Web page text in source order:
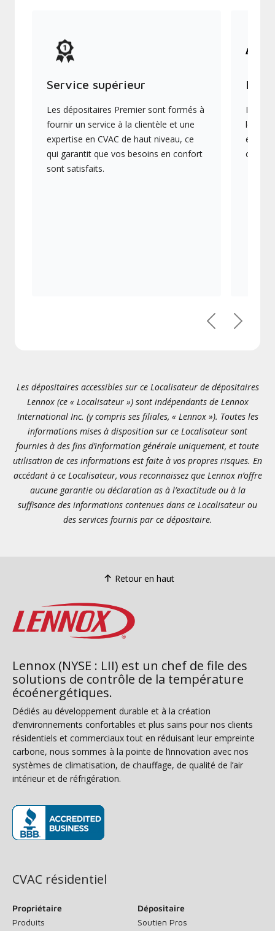
Service supérieur
Les dépositaires Premier sont formés à
fournir un service à la clientèle et une
expertise en CVAC de haut niveau, ce
qui garantit que vos besoins en confort
sont satisfaits.
Ils
les
en
PrécédentSuivant
Les dépositaires accessibles sur ce Localisateur de dépositaires
Lennox (ce « Localisateur ») sont indépendants de Lennox
International Inc. (y compris ses filiales, « Lennox »). Toutes les
informations mises à disposition sur ce Localisateur sont
fournies à des fins d’information générale uniquement, et toute
utilisation de ces informations est faite à vos propres risques. En
accédant à ce Localisateur, vous reconnaissez que Lennox n’offre
aucune garantie ou déclaration as à l’exactitude ou à la
suffisance des informations contenues dans ce Localisateur ou
des services fournis par ce dépositaire.
Retour en haut
Lennox (NYSE : LII) est un chef de file des
solutions de contrôle de la température
écoénergétiques.
Dédiés au développement durable et à la création
d’environnements confortables et plus sains pour nos clients
résidentiels et commerciaux tout en réduisant leur empreinte
carbone, nous sommes à la pointe de l’innovation avec nos
systèmes de climatisation, de chauffage, de qualité de l’air
intérieur et de réfrigération.
CVAC résidentiel
Propriétaire
Produits
Dépositaire
Soutien Pros